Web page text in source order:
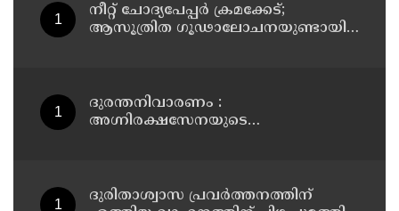
നീറ്റ് ചോദ്യപേപ്പര്‍ ക്രമക്കേട്;
ആസൂത്രിത ഗൂഢാലോചനയുണ്ടായി;
ദുരന്തനിവാരണം :
അഗ്നിരക്ഷസേനയുടെ
ദുരിതാശ്വാസ പ്രവർത്തനത്തിന്